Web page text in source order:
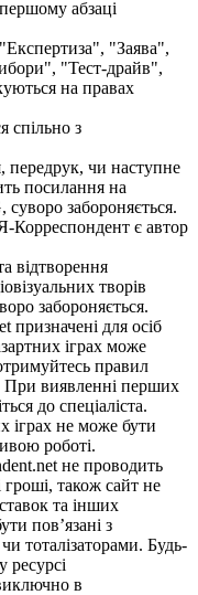
абзаці
"Заява",
"Тест-драйв",
на правах
спільно з
передрук, чи наступне
посилання на
забороняється.
Корреспондент є автор
відтворення
творів
забороняється.
призначені для осіб
іграх може
правил
При виявленні перших
до спеціаліста.
іграх не може бути
роботі.
не проводить
гроші, також сайт не
та інших
пов’язані з
тоталізаторами. Будь-
ресурсі
в